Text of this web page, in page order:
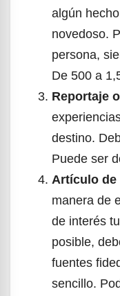
algún
novedoso.
persona,
De 500 a
Reportaje
destino.
Puede ser
Artículo
manera de
de interés
posible,
fuentes
sencillo.